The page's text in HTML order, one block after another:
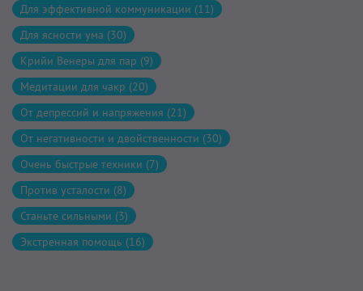
Для эффективной коммуникации (11)
Для ясности ума (30)
Крийи Венеры для пар (9)
Медитации для чакр (20)
От депрессий и напряжения (21)
От негативности и двойственности (30)
Очень быстрые техники (7)
Против усталости (8)
Станьте сильными (3)
Экстренная помощь (16)